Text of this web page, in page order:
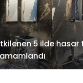
5 ilde